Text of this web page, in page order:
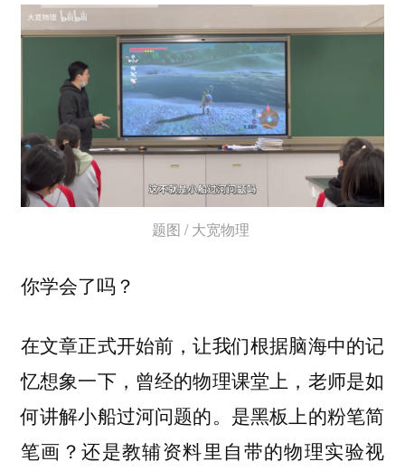
题图 / 大宽物理
你学会了吗？
在文章正式开始前，让我们根据脑海中的记
忆想象一下，曾经的物理课堂上，老师是如
何讲解小船过河问题的。是黑板上的粉笔简
笔画？还是教辅资料里自带的物理实验视